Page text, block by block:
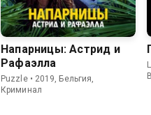
Напарницы: Астрид и
Рафаэлла
Puzzle • 2019, Бельгия,
Криминал